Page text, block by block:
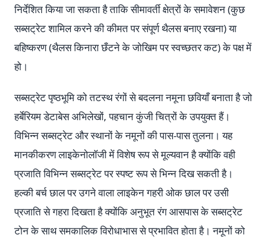
निर्देशित किया जा सकता है ताकि सीमावर्ती क्षेत्रों के समावेशन (कुछ
सब्सट्रेट शामिल करने की कीमत पर संपूर्ण थैलस बनाए रखना) या
बहिष्करण (थैलस किनारा छँटने के जोखिम पर स्वच्छतर कट) के पक्ष में
हो।
सब्सट्रेट पृष्ठभूमि को तटस्थ रंगों से बदलना नमूना छवियाँ बनाता है जो
हर्बेरियम डेटाबेस अभिलेखों, पहचान कुंजी चित्रों के उपयुक्त हैं।
विभिन्न सब्सट्रेट और स्थानों के नमूनों की पास-पास तुलना। यह
मानकीकरण लाइकेनोलॉजी में विशेष रूप से मूल्यवान है क्योंकि वही
प्रजाति विभिन्न सब्सट्रेट पर स्पष्ट रूप से भिन्न दिख सकती है।
हल्की बर्च छाल पर उगने वाला लाइकेन गहरी ओक छाल पर उसी
प्रजाति से गहरा दिखता है क्योंकि अनुभूत रंग आसपास के सब्सट्रेट
टोन के साथ समकालिक विरोधाभास से प्रभावित होता है। नमूनों को